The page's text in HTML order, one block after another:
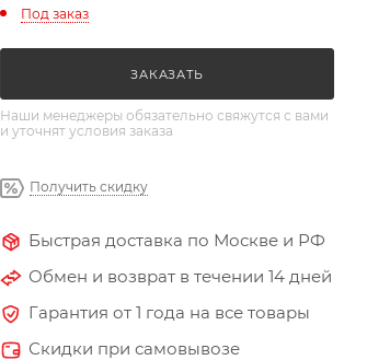
Под заказ
ЗАКАЗАТЬ
Наши менеджеры обязательно свяжутся с вами
и уточнят условия заказа
Получить скидку
Быстрая доставка по Москве и РФ
Обмен и возврат в течении 14 дней
Гарантия от 1 года на все товары
Скидки при самовывозе